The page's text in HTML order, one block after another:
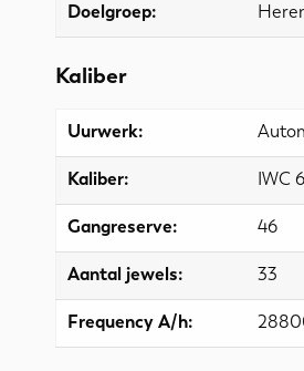
Doelgroep:
Kaliber
Uurwerk:
Kaliber: IWC
Gangreserve: 46
Aantal jewels: 33
Frequency A/h: